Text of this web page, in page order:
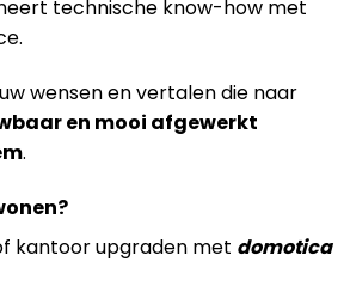
technische know-how met
wensen en vertalen die naar
en mooi afgewerkt
.
kantoor upgraden met domotica